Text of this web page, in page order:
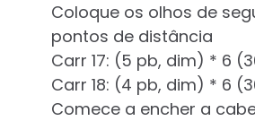
Coloque os olhos de
pontos de distância
Carr 17: (5 pb, dim) * 6
Carr 18: (4 pb, dim) * 6
Comece a encher a